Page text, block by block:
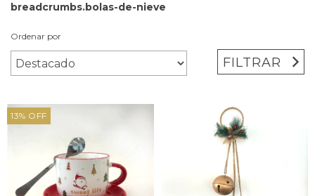
breadcrumbs.bolas-de-nieve
Ordenar por
FILTRAR
13% OFF